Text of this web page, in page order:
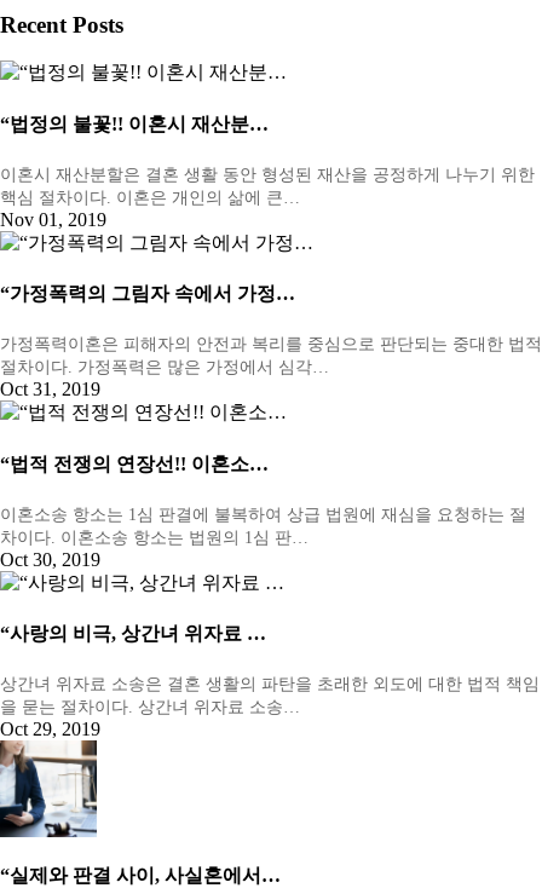
Recent Posts
“법정의 불꽃!! 이혼시 재산분…
이혼시 재산분할은 결혼 생활 동안 형성된 재산을 공정하게 나누기 위한
핵심 절차이다. 이혼은 개인의 삶에 큰…
Nov 01, 2019
“가정폭력의 그림자 속에서 가정…
가정폭력이혼은 피해자의 안전과 복리를 중심으로 판단되는 중대한 법적
절차이다. 가정폭력은 많은 가정에서 심각…
Oct 31, 2019
“법적 전쟁의 연장선!! 이혼소…
이혼소송 항소는 1심 판결에 불복하여 상급 법원에 재심을 요청하는 절
차이다. 이혼소송 항소는 법원의 1심 판…
Oct 30, 2019
“사랑의 비극, 상간녀 위자료 …
상간녀 위자료 소송은 결혼 생활의 파탄을 초래한 외도에 대한 법적 책임
을 묻는 절차이다. 상간녀 위자료 소송…
Oct 29, 2019
“실제와 판결 사이, 사실혼에서…